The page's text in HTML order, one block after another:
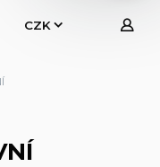
CZK